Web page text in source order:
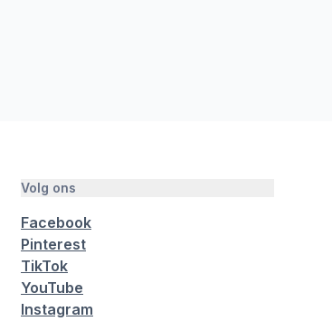
Volg ons
Facebook
Pinterest
TikTok
YouTube
Instagram